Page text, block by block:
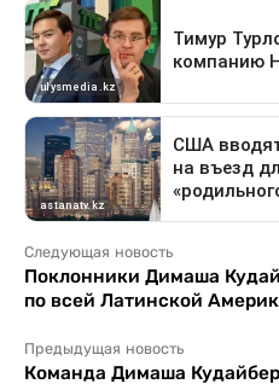
Следующая новость
Поклонники Димаша
по всей Латинской
Предыдущая новость
Команда Димаша